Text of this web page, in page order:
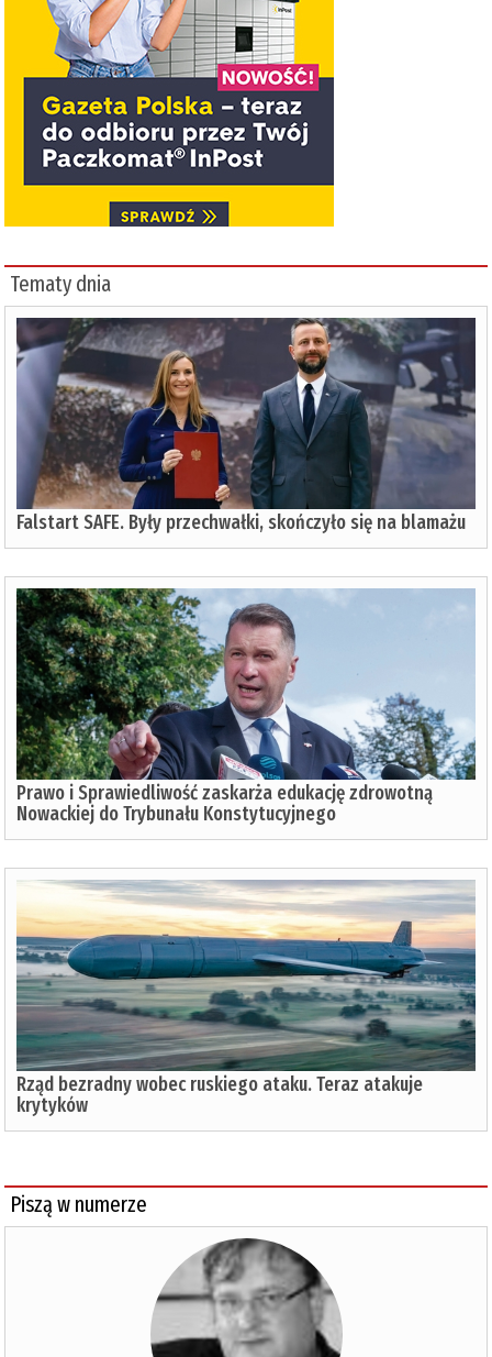
Tematy dnia
Falstart SAFE. Były przechwałki, skończyło się na blamażu
Prawo i Sprawiedliwość zaskarża edukację zdrowotną
Nowackiej do Trybunału Konstytucyjnego
Rząd bezradny wobec ruskiego ataku. Teraz atakuje
krytyków
Piszą w numerze